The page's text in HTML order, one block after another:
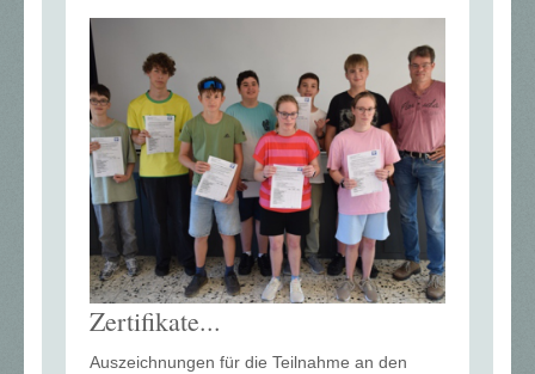
Zertifikate...
Auszeichnungen für die Teilnahme an den